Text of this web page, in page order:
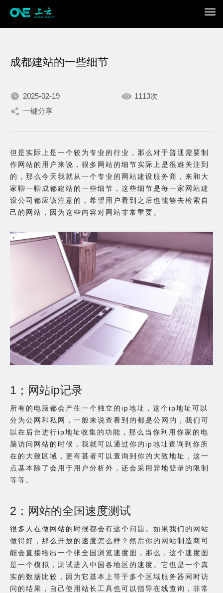
只为在数字世界打造更加
出色的你。
成都建站的一些细节
2025-02-19
1113次
一键分享
但是实际上是一个较为专业的行业，那么对于普通需要制
作网站的用户来说，很多网站的细节实际上是很难关注到
的，那么今天我就从一个专业的网站建设服务商，来和大
家聊一聊成都建站的一些细节，这些细节是每一家网站建
设公司都应该注意的，希望用户看到之后也能够去检索自
己的网站，因为这些内容对网站非常重要。
1；网站ip记录
所有的电脑都会产生一个独立的ip地址，这个ip地址可以
分为公网和私网，一般来说查看到的都是公网的，我们可
以在后台进行ip地址收集的功能，那么当你利用你家的电
脑访问网站的时候，我就可以通过你的ip地址查询到你所
在的大致区域，更有甚者可以查询到你的大致地址，这一
点基本除了会用于用户分析外，还会采用异地登录的限制
等等。
2：网站的全国速度测试
很多人在做网站的时候都会有这个问题。如果我们的网站
做得好，那么开放的速度怎么样？然后你的网站制造商可
能会直接给出一个张全国浏览速度图，那么，这个速度图
是一个模拟，测试进入中国各地区的速度。它也是一个真
实的数据比较，因为它基本上等于多个区域服务器同时访
问的结果，自己使用站长工具也可以指导在线查询，非常